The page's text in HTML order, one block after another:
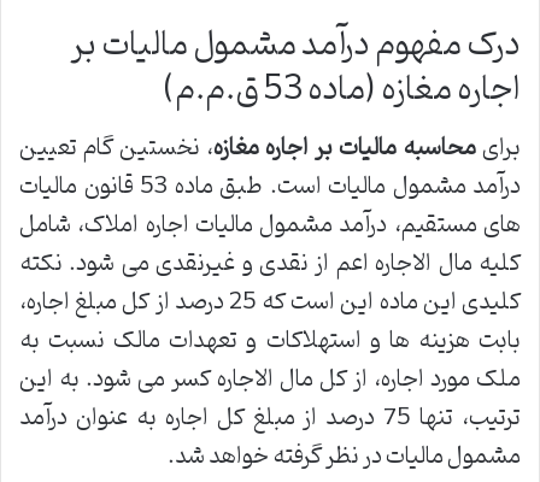
درک مفهوم درآمد مشمول مالیات بر
اجاره مغازه (ماده 53 ق.م.م)
برایمحاسبه مالیات بر اجاره مغازه، نخستین گام تعیین
درآمد مشمول مالیات است. طبق ماده 53 قانون مالیات
های مستقیم، درآمد مشمول مالیات اجاره املاک، شامل
کلیه مال الاجاره اعم از نقدی و غیرنقدی می شود. نکته
کلیدی این ماده این است که 25 درصد از کل مبلغ اجاره،
بابت هزینه ها و استهلاکات و تعهدات مالک نسبت به
ملک مورد اجاره، از کل مال الاجاره کسر می شود. به این
ترتیب، تنها 75 درصد از مبلغ کل اجاره به عنوان درآمد
مشمول مالیات در نظر گرفته خواهد شد.